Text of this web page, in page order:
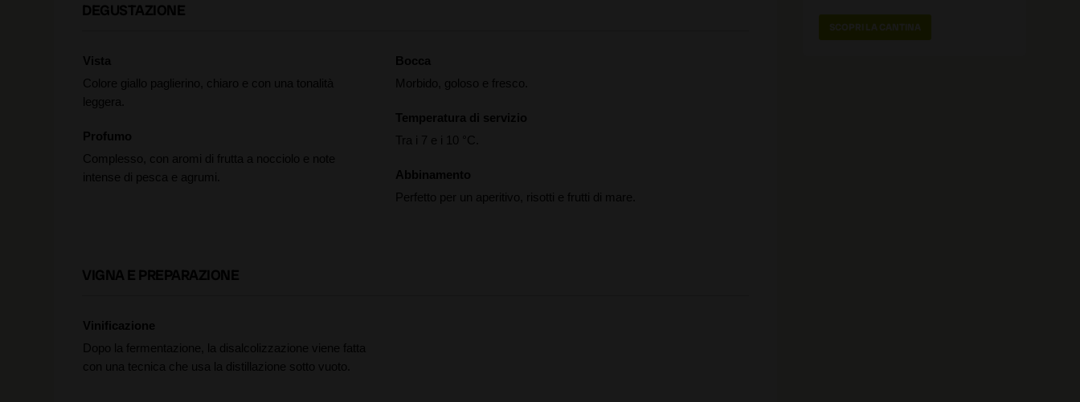
DEGUSTAZIONE
Vista
Colore giallo paglierino, chiaro e con una tonalità
leggera.
Profumo
Complesso, con aromi di frutta a nocciolo e note
intense di pesca e agrumi.
Bocca
Morbido, goloso e fresco.
Temperatura di servizio
Tra i 7 e i 10 °C.
Abbinamento
Perfetto per un aperitivo, risotti e frutti di mare.
VIGNA E PREPARAZIONE
Vinificazione
Dopo la fermentazione, la disalcolizzazione viene fatta
con una tecnica che usa la distillazione sotto vuoto.
SCOPRI LA CANTINA